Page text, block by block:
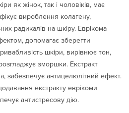
як жінок, так і чоловіків, має
вироблення колагену,
радикалів на шкіру. Еврікома
допомагає зберегти
шкіри, вирівнює тон,
зморшки. Екстракт
забезпечує антицелюлітний ефект.
екстракту еврікоми
антистресову дію.